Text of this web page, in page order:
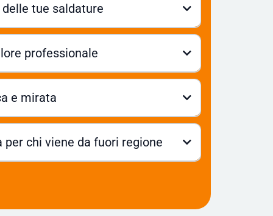
tue saldature
professionale
e alluminio
e mirata
subito su pezzi reali
chi viene da fuori regione